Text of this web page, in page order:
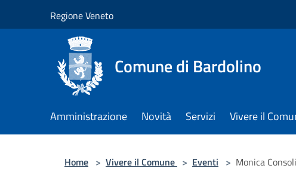
Regione Veneto
Comune di Bardolino
Amministrazione Novità Servizi Vivere il
Home > Vivere il Comune > Eventi > Monica